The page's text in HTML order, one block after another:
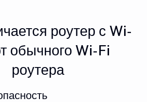
роутер с Wi-
обычного Wi-Fi
роутера